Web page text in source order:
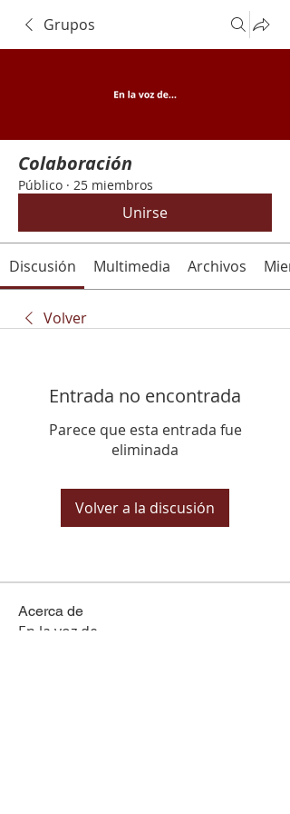
Grupos
Colaboración
Público · 25 miembros
Unirse
Discusión Multimedia Archivos
Volver
Entrada no encontrada
Parece que esta entrada fue
eliminada
Volver a la discusión
Acerca de
En la voz de...